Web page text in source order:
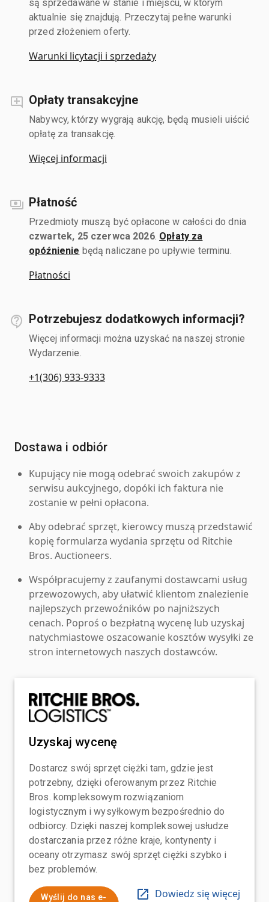
są sprzedawane w stanie i miejscu, w którym
aktualnie się znajdują. Przeczytaj pełne warunki
przed złożeniem oferty.
Warunki licytacji i sprzedaży
Opłaty transakcyjne
Nabywcy, którzy wygrają aukcję, będą musieli uiścić
opłatę za transakcję.
Więcej informacji
Płatność
Przedmioty muszą być opłacone w całości do dnia
czwartek, 25 czerwca 2026. Opłaty za
opóźnienie będą naliczane po upływie terminu.
Płatności
Potrzebujesz dodatkowych informacji?
Więcej informacji można uzyskać na naszej stronie
Wydarzenie.
+1(306) 933-9333
Dostawa i odbiór
Kupujący nie mogą odebrać swoich zakupów z
serwisu aukcyjnego, dopóki ich faktura nie
zostanie w pełni opłacona.
Aby odebrać sprzęt, kierowcy muszą przedstawić
kopię formularza wydania sprzętu od Ritchie
Bros. Auctioneers.
Współpracujemy z zaufanymi dostawcami usług
przewozowych, aby ułatwić klientom znalezienie
najlepszych przewoźników po najniższych
cenach. Poproś o bezpłatną wycenę lub uzyskaj
natychmiastowe oszacowanie kosztów wysyłki ze
stron internetowych naszych dostawców.
Uzyskaj wycenę
Dostarcz swój sprzęt ciężki tam, gdzie jest
potrzebny, dzięki oferowanym przez Ritchie
Bros. kompleksowym rozwiązaniom
logistycznym i wysyłkowym bezpośrednio do
odbiorcy. Dzięki naszej kompleksowej usłudze
dostarczania przez różne kraje, kontynenty i
oceany otrzymasz swój sprzęt ciężki szybko i
bez problemów.
Wyślij do nas e-
Dowiedz się więcej